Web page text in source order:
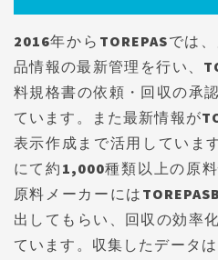
2016年からTOREPASでは
品情報の最新管理を行い、
料規格書の依頼・回収の承
ています。また最新情報が
表示作成まで活用していま
にて約1,000種類以上の原
原料メーカーには
出してもらい、回収の効率
ています。収集したデータ